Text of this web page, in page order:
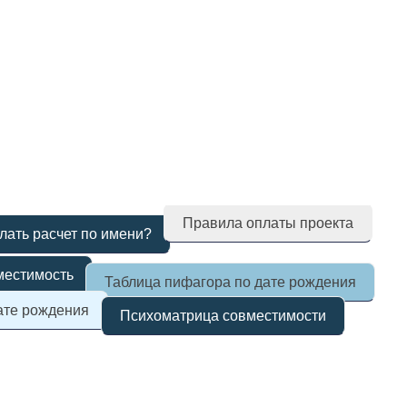
расчет по имени?
Правила оплаты проекта
Таблица пифагора по дате рождения
рождения Психоматрица совместимости